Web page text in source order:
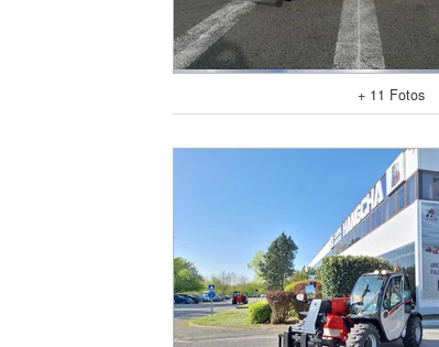
+ 11 Fotos